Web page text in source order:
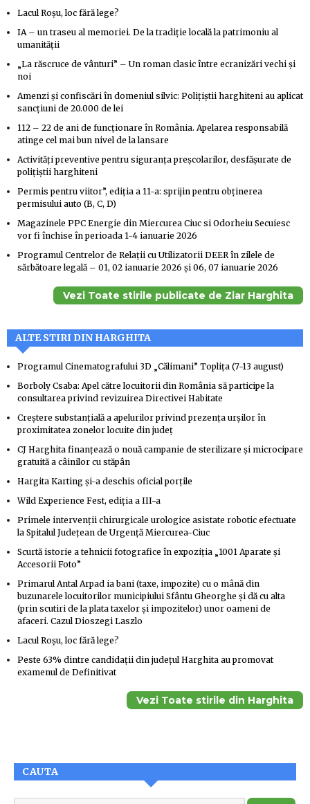
Lacul Roșu, loc fără lege?
IA – un traseu al memoriei. De la tradiție locală la patrimoniu al
umanității
„La răscruce de vânturi” – Un roman clasic între ecranizări vechi și
noi
Amenzi și confiscări în domeniul silvic: Polițiștii harghiteni au aplicat
sancțiuni de 20.000 de lei
112 – 22 de ani de funcționare în România. Apelarea responsabilă
atinge cel mai bun nivel de la lansare
Activități preventive pentru siguranța preșcolarilor, desfășurate de
polițiștii harghiteni
Permis pentru viitor”, ediția a 11-a: sprijin pentru obținerea
permisului auto (B, C, D)
Magazinele PPC Energie din Miercurea Ciuc si Odorheiu Secuiesc
vor fi închise în perioada 1-4 ianuarie 2026
Programul Centrelor de Relații cu Utilizatorii DEER în zilele de
sărbătoare legală – 01, 02 ianuarie 2026 și 06, 07 ianuarie 2026
Vezi Toate stirile publicate de Ziar Harghita
ALTE STIRI DIN HARGHITA
Programul Cinematografului 3D „Călimani” Topliţa (7-13 august)
Borboly Csaba: Apel către locuitorii din România să participe la
consultarea privind revizuirea Directivei Habitate
Creştere substanţială a apelurilor privind prezenţa urşilor în
proximitatea zonelor locuite din judeţ
CJ Harghita finanţează o nouă campanie de sterilizare şi microcipare
gratuită a câinilor cu stăpân
Hargita Karting şi-a deschis oficial porţile
Wild Experience Fest, ediţia a III-a
Primele intervenţii chirurgicale urologice asistate robotic efectuate
la Spitalul Judeţean de Urgenţă Miercurea-Ciuc
Scurtă istorie a tehnicii fotografice în expoziția „1001 Aparate și
Accesorii Foto”
Primarul Antal Arpad ia bani (taxe, impozite) cu o mână din
buzunarele locuitorilor municipiului Sfântu Gheorghe și dă cu alta
(prin scutiri de la plata taxelor și impozitelor) unor oameni de
afaceri. Cazul Dioszegi Laszlo
Lacul Roșu, loc fără lege?
Peste 63% dintre candidaţii din judeţul Harghita au promovat
examenul de Definitivat
Vezi Toate stirile din Harghita
CAUTA